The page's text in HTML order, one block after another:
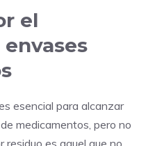
el
esencial para alcanzar
medicamentos, pero no